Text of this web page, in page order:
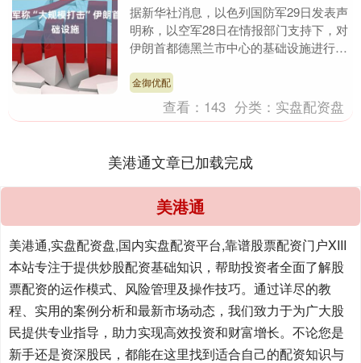
据新华社消息，以色列国防军29日发表声
明称，以空军28日在情报部门支持下，对
伊朗首都德黑兰市中心的基础设施进行
了伊朗数十....
金御优配
查看： 143 分类： 实盘配资盘
美港通文章已加载完成
美港通
美港通,实盘配资盘,国内实盘配资平台,靠谱股票配资门户XIII‌
本站专注于提供炒股配资基础知识，帮助投资者全面了解股
票配资的运作模式、风险管理及操作技巧。通过详尽的教
程、实用的案例分析和最新市场动态，我们致力于为广大股
民提供专业指导，助力实现高效投资和财富增长。不论您是
新手还是资深股民，都能在这里找到适合自己的配资知识与